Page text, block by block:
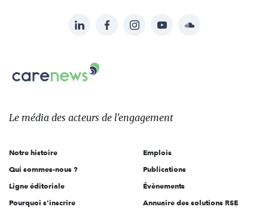
sur:
LinkedInFacebookInstagramYouTubeSoundcloud
Carenews,
Le
des
l'engagement
Le média des acteurs de l'engagement
Notre histoire
Qui sommes-nous ?
Ligne éditoriale
Pourquoi s'inscrire
Emplois
Publications
Évènements
Annuaire des solutions RSE